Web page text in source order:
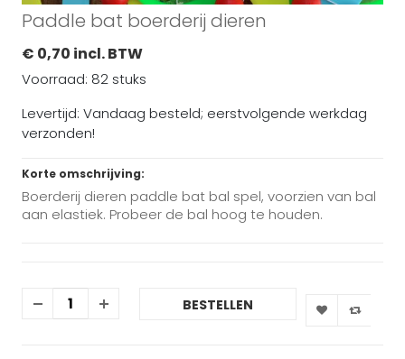
Paddle bat boerderij dieren
€ 0,70 incl. BTW
Voorraad: 82 stuks
Levertijd: Vandaag besteld; eerstvolgende werkdag
verzonden!
Korte omschrijving:
Boerderij dieren paddle bat bal spel, voorzien van bal
aan elastiek. Probeer de bal hoog te houden.
BESTELLEN